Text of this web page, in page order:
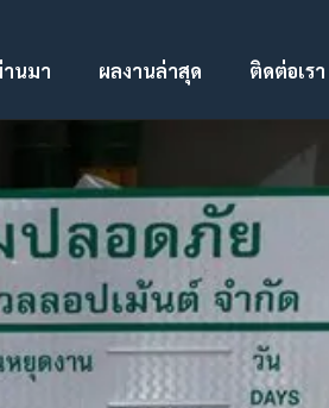
นมา ผลงานล่าสุด ติดต่อเรา